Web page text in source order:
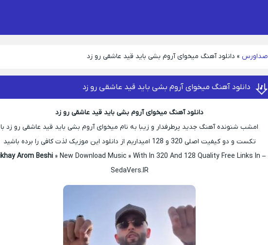
صداورس » دانلود آهنگ میخوای آروم بشی باید قید عاشقی رو زد
دانلود آهنگ میخوای آروم بشی باید قید عاشقی رو زد
دانلود آهنگ میخوای آروم بشی باید قید عاشقی رو زد
امشب شنونده آهنگ جدید پرطرفدار و زیبا به نام میخوای آروم بشی باید قید عاشقی رو زد با
تکست و دو کیفیت اصلی 320 و 128 امیداریم از دانلود این موزیک لذت کافی را برده باشید
– Mikhay Arom Beshi
» New Download Music » With In 320 And 128 Quality Free Links In
SedaVers.IR